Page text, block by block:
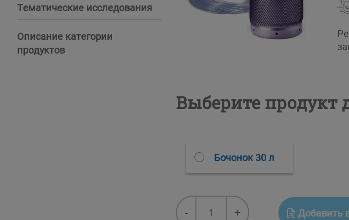
Тематические исследования
Описание категории
продуктов
Выберите продукт
Бочонок 30 л
Регенерационный
бочонок
- + Добавить